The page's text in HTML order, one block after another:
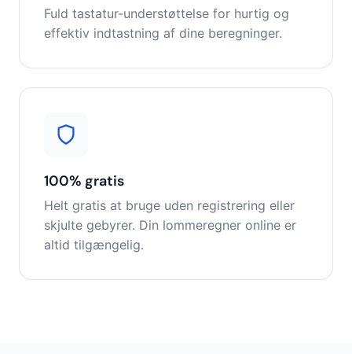
Fuld tastatur-understøttelse for hurtig og
effektiv indtastning af dine beregninger.
100% gratis
Helt gratis at bruge uden registrering eller
skjulte gebyrer. Din lommeregner online er
altid tilgængelig.